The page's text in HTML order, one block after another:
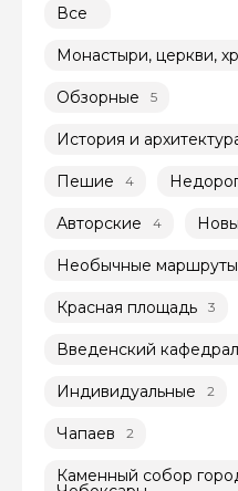
Все
Монастыри, церкви,
Обзорные 5
История и
Пешие 4
Авторские 4
Необычные маршруты
Красная площадь 3
Введенский
Индивидуальные 2
Чапаев 2
Каменный собор